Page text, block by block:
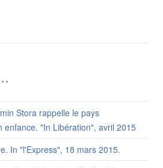
Stora rappelle le pays
enfance. "In Libération", avril 2015
In "l'Express", 18 mars 2015.